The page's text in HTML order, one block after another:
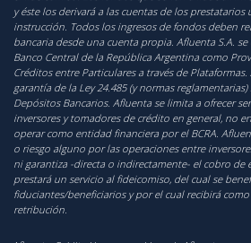
y éste los derivará a las cuentas de los prestatarios
instrucción. Todos los ingresos de fondos deben
bancaria desde una cuenta propia. Afluenta S.A.
Banco Central de la República Argentina como
Créditos entre Particulares a través de
garantía de la Ley 24.485 (y normas
Depósitos Bancarios. Afluenta se limita a ofrecer
inversores y tomadores de crédito en general, no
operar como entidad financiera por el BCRA.
o riesgo alguno por las operaciones entre
ni garantiza -directa o indirectamente- el cobro de
prestará un servicio al fideicomiso, del cual se
fiduciantes/beneficiarios y por el cual recibirá
retribución.